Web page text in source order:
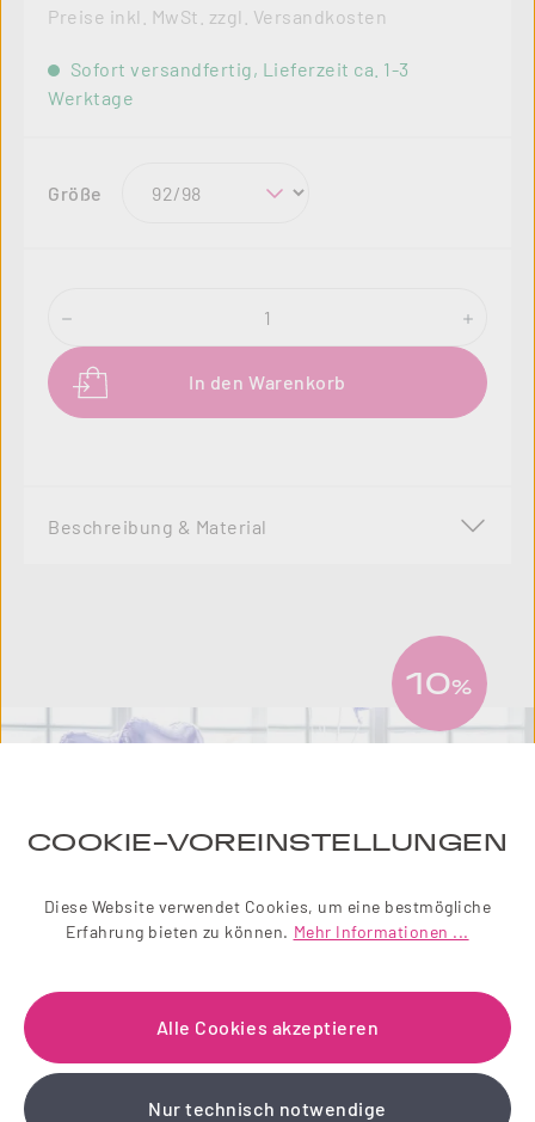
Preise inkl. MwSt. zzgl. Versandkosten
Sofort versandfertig, Lieferzeit ca. 1-3
Werktage
Größe auswählen
Produkt Anzahl: Gib den gewünschten
In den Warenkorb
Beschreibung & Material
10%
NEWSLETTER
COOKIE-VOREINSTELLUNGEN
Diese Website verwendet Cookies, um eine bestmögliche
Erfahrung bieten zu können. Mehr Informationen ...
Alle Cookies akzeptieren
Nur technisch notwendige